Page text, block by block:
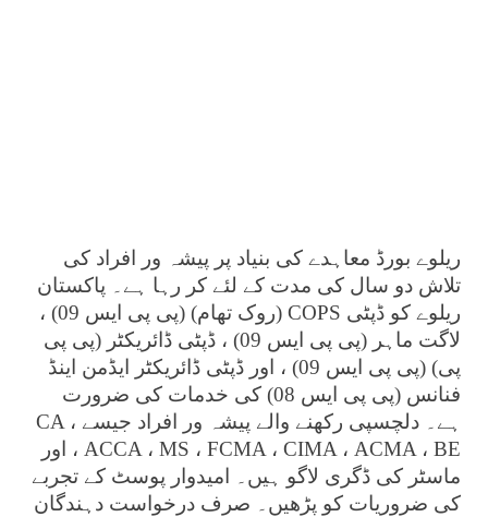
ریلوے بورڈ معاہدے کی بنیاد پر پیشہ ور افراد کی
تلاش دو سال کی مدت کے لئے کر رہا ہے۔ پاکستان
ریلوے کو ڈپٹی COPS (روک تھام) (پی پی ایس 09) ،
لاگت ماہر (پی پی ایس 09) ، ڈپٹی ڈائریکٹر (پی پی
پی) (پی پی ایس 09) ، اور ڈپٹی ڈائریکٹر ایڈمن اینڈ
فنانس (پی پی ایس 08) کی خدمات کی ضرورت
ہے۔ دلچسپی رکھنے والے پیشہ ور افراد جیسے CA ،
ACCA ، MS ، FCMA ، CIMA ، ACMA ، BE ، اور
ماسٹر کی ڈگری لاگو ہیں۔ امیدوار پوسٹ کے تجربے
کی ضروریات کو پڑھیں۔ صرف درخواست دہندگان